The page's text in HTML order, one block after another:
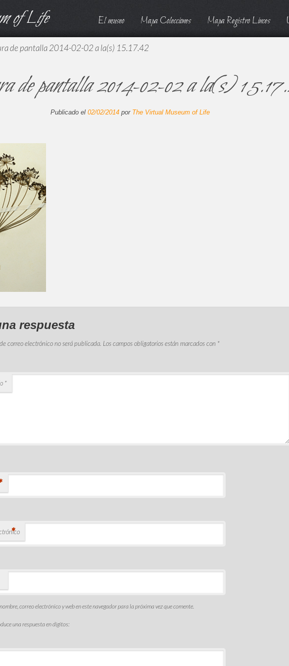
of Life El museo Mapa Colecciones Mapa Registro Linces
de pantalla 2014-02-02 a la(s) 15.17.42
de pantalla 2014-02-02 a la(s)
Publicado el 02/02/2014 por The Virtual Museum of Life
respuesta
correo electrónico no será publicada. Los campos obligatorios están marcados con *
*
*
correo electrónico y web en este navegador para la próxima vez que comente.
una respuesta en dígitos: